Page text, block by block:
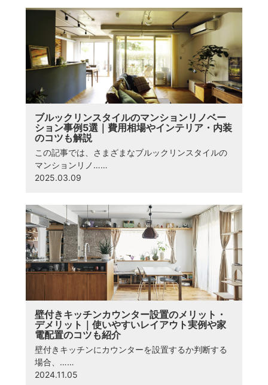
ブルックリンスタイルのマンションリノベー
ション事例5選｜費用相場やインテリア・内装
のコツも解説
この記事では、さまざまなブルックリンスタイルの
マンションリノ……
2025.03.09
壁付きキッチンカウンター設置のメリット・
デメリット｜使いやすいレイアウト実例や家
電配置のコツも紹介
壁付きキッチンにカウンターを設置するか判断する
場合、……
2024.11.05